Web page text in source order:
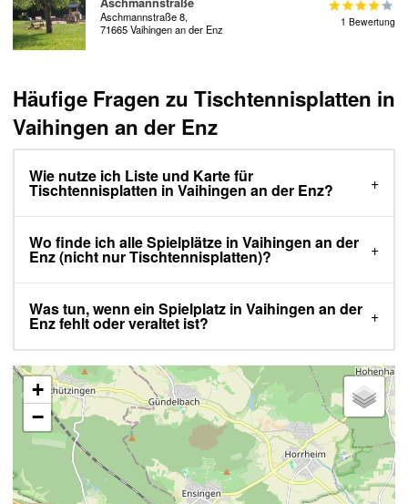
Aschmannstraße 8,
71665 Vaihingen an der Enz
1 Bewertung
Häufige Fragen zu Tischtennisplatten in
Vaihingen an der Enz
Wie nutze ich Liste und Karte für
Tischtennisplatten in Vaihingen an der Enz?
Wo finde ich alle Spielplätze in Vaihingen an der
Enz (nicht nur Tischtennisplatten)?
Was tun, wenn ein Spielplatz in Vaihingen an der
Enz fehlt oder veraltet ist?
+
−